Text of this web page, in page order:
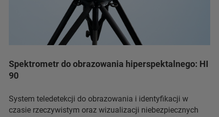
Spektrometr do obrazowania hiperspektalnego: HI
90
System teledetekcji do obrazowania i identyfikacji w
czasie rzeczywistym oraz wizualizacji niebezpiecznych